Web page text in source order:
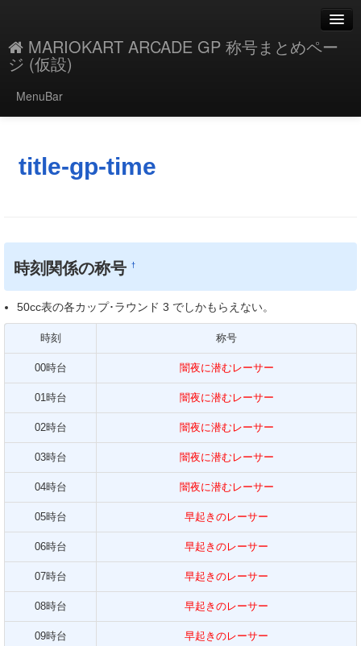
MARIOKART ARCADE GP 称号まとめペー
ジ (仮設)
MenuBar
添付
最終更新
一覧
単語検索
title-gp-time
時刻関係の称号†
50cc表の各カップ･ラウンド 3 でしかもらえない。
時刻 称号
00時台 闇夜に潜むレーサー
01時台 闇夜に潜むレーサー
02時台 闇夜に潜むレーサー
03時台 闇夜に潜むレーサー
04時台 闇夜に潜むレーサー
05時台 早起きのレーサー
06時台 早起きのレーサー
07時台 早起きのレーサー
08時台 早起きのレーサー
09時台 早起きのレーサー